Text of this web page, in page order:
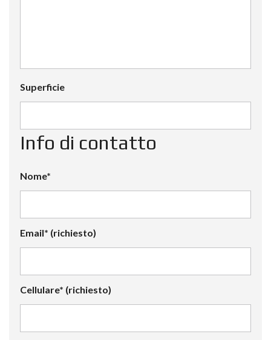
Superficie
Info di contatto
Nome*
Email* (richiesto)
Cellulare* (richiesto)